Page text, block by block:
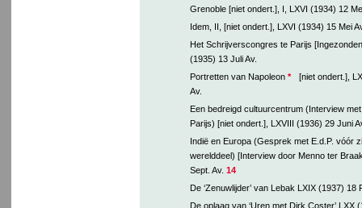
Grenoble [niet ondert.], I, LXVI (1934) 12
Idem, II, [niet ondert.], LXVI (1934) 15 Mei
Het Schrijverscongres te Parijs
(1935) 13 Juli Av.
Portretten van Napoleon *
[niet ondert.],
Av.
Een bedreigd cultuurcentrum (Interview
Parijs) [niet ondert.], LXVIII (1936) 29 Juni
Indië en Europa (Gesprek met E.d.P. vóór
werelddeel) [Interview door Menno ter
Sept. Av. 14
De ‘Zenuwlijder’ van Lebak LXIX (1937) 18
De oplaag van ‘Uren met Dirk Coster’ LXX